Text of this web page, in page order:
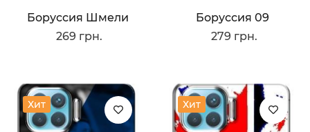
Боруссия Шмели
269 грн.
Боруссия 09
279 грн.
Хит Хит